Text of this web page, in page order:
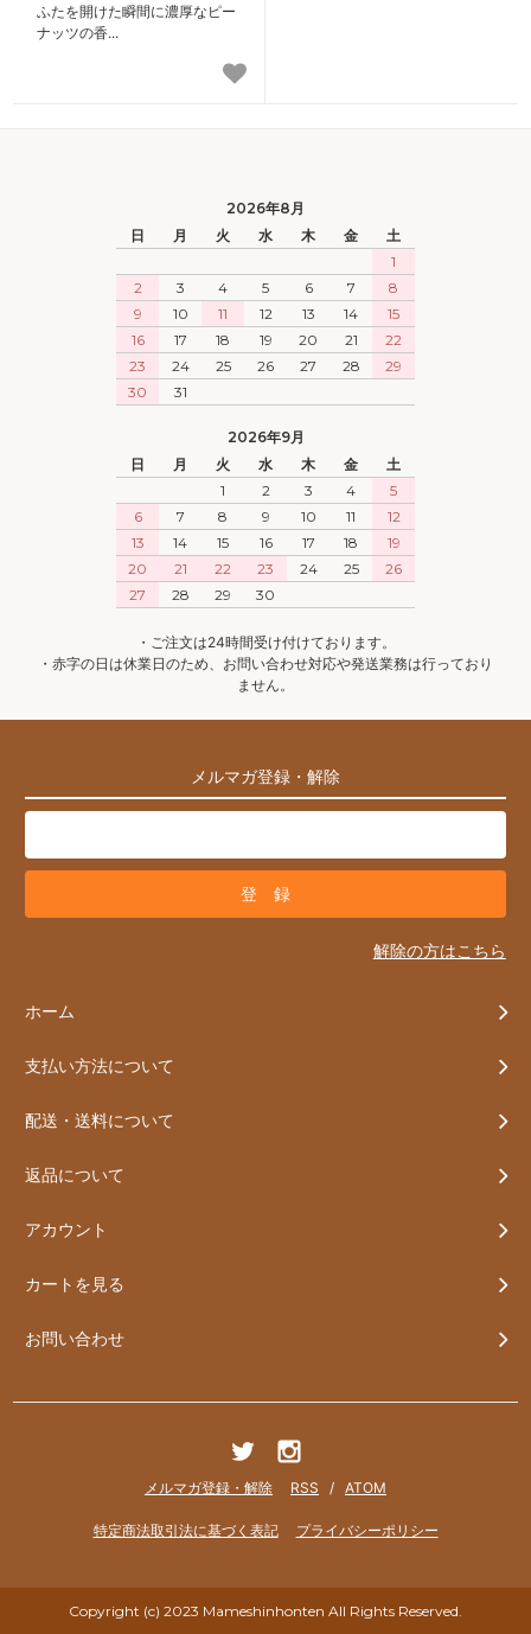
ふたを開けた瞬間に濃厚なピー
ナッツの香...
2026年8月
日
月 火 水 木 金
土
1
2
3 4 5 6 7
8
9
10 11 12 13 14
15
16
17 18 19 20 21
22
23
24 25 26 27 28
29
30
31
2026年9月
日
月 火 水 木 金
土
1
2 3 4
5
6
7 8 9 10 11
12
13
14 15 16 17 18
19
20
21 22 23 24 25
26
27
28 29 30
・ご注文は24時間受け付けております。
・赤字の日は休業日のため、お問い合わせ対応や発送業務は行っており
ません。
メルマガ登録・解除
解除の方はこちら
ホーム
支払い方法について
配送・送料について
返品について
アカウント
カートを見る
お問い合わせ
メルマガ登録・解除 RSS / ATOM
特定商法取引法に基づく表記 プライバシーポリシー
Copyright (c) 2023 Mameshinhonten All Rights Reserved.